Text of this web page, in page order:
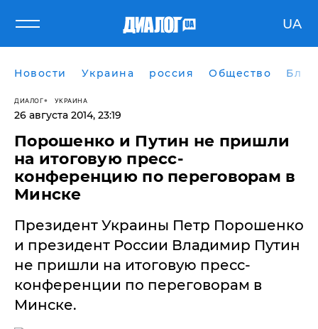
UA
Новости Украина россия Общество
ДИАЛОГ УКРАИНА
26 августа 2014, 23:19
Порошенко и Путин не пришли
на итоговую пресс-
конференцию по переговорам в
Минске
Президент Украины Петр Порошенко
и президент России Владимир Путин
не пришли на итоговую пресс-
конференции по переговорам в
Минске.